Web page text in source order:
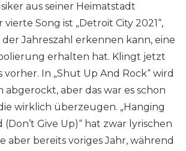
aus seiner Heimatstadt
Song ist „Detroit City 2021“,
Jahreszahl erkennen kann, eine
erhalten hat. Klingt jetzt
vorher. In „Shut Up And Rock“ wird
aber das war es schon
wirklich überzeugen. „Hanging
(Don’t Give Up)“ hat zwar lyrischen
aber bereits voriges Jahr, während